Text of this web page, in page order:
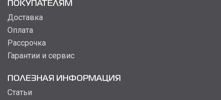
ПОКУПАТЕЛЯМ
Доставка
Оплата
Рассрочка
Гарантии и сервис
ПОЛЕЗНАЯ ИНФОРМАЦИЯ
Статьи